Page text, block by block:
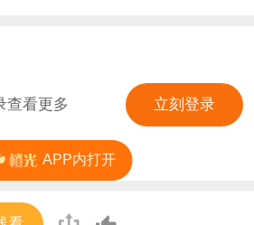
直纠缠，不灭不休。
重生之三个男人7副面
生） 三个人的青梅竹
为有一个人失踪了） 半
还是假的，半路杀出的
么是真的！ 任何人都
查看更多 立刻登录
花
APP内打开